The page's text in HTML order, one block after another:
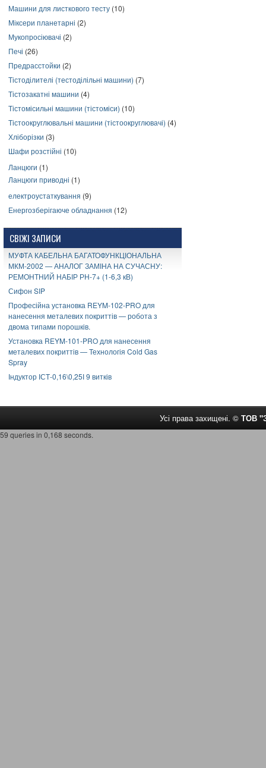
Машини для листкового тесту (10)
Міксери планетарні (2)
Мукопросіювачі (2)
Печі (26)
Предрасстойки (2)
Тістоділителі (тестоділільні машини) (7)
Тістозакатні машини (4)
Тістомісильні машини (тістоміси) (10)
Тістоокруглювальні машини (тістоокруглювачі) (4)
Хліборізки (3)
Шафи розстійні (10)
Ланцюги (1)
Ланцюги приводні (1)
електроустаткування (9)
Енергозберігаюче обладнання (12)
СВІЖІ ЗАПИСИ
МУФТА КАБЕЛЬНА БАГАТОФУНКЦІОНАЛЬНА
МКМ-2002 — АНАЛОГ ЗАМІНА НА СУЧАСНУ:
РЕМОНТНИЙ НАБІР РН-7+ (1-6,3 кВ)
Сифон SIP
Професійна установка REYM-102-PRO для
нанесення металевих покриттів — робота з
двома типами порошків.
Установка REYM-101-PRO для нанесення
металевих покриттів — Технологія Cold Gas
Spray
Індуктор ІСТ-0,16\0,25І 9 витків
Усі права захищені. © ТОВ
59 queries in 0,168 seconds.